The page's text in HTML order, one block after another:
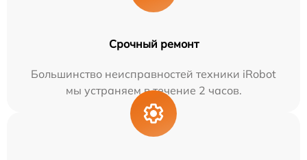
Срочный ремонт
Большинство неисправностей техники iRobot
мы устраняем в течение 2 часов.